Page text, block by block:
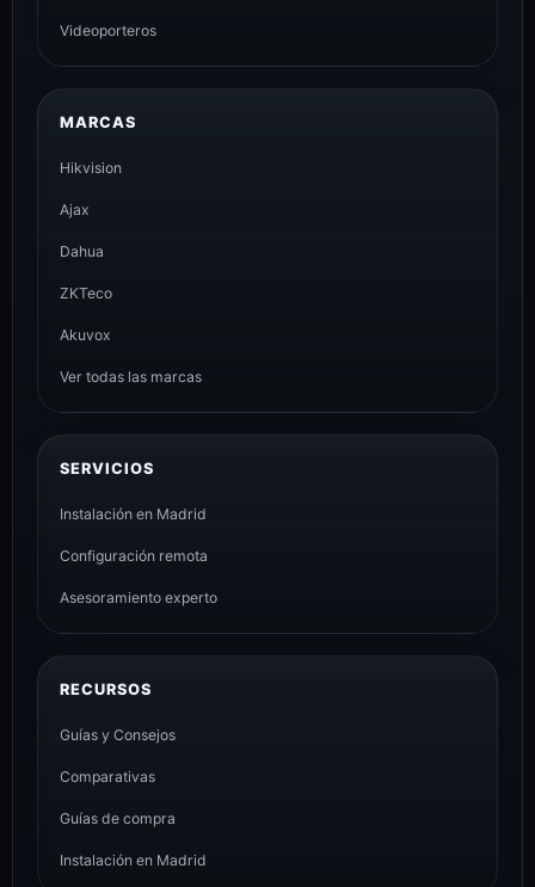
Videoporteros
MARCAS
Hikvision
Ajax
Dahua
ZKTeco
Akuvox
Ver todas las marcas
SERVICIOS
Instalación en Madrid
Configuración remota
Asesoramiento experto
RECURSOS
Guías y Consejos
Comparativas
Guías de compra
Instalación en Madrid